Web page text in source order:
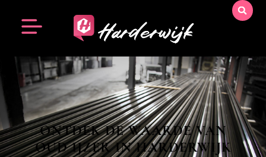
ONTDEK DE WAARDE VAN
OUD IJZER IN HARDERWIJK